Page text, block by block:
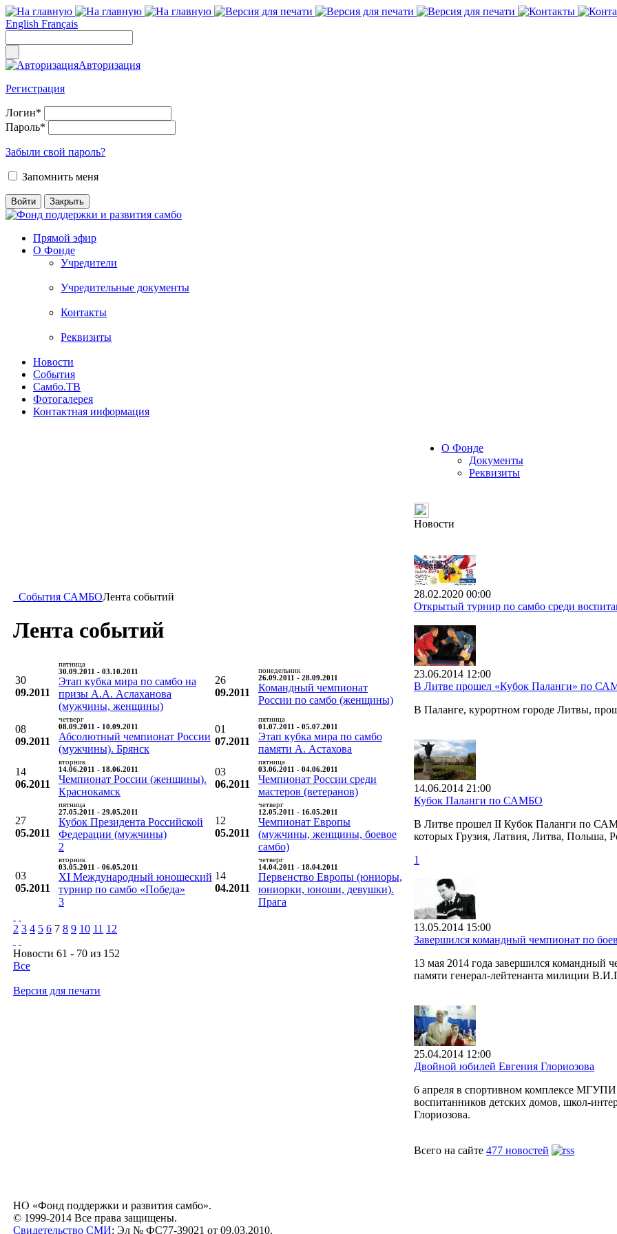
English Français
Авторизация
Регистрация
Логин*
Пароль*
Забыли свой пароль?
Запомнить меня
Прямой эфир
О Фонде
Учредители
Учредительные документы
Контакты
Реквизиты
Новости
События
Самбо.ТВ
Фотогалерея
Контактная информация
События САМБОЛента событий
Лента событий
30
09.2011
пятница
30.09.2011 - 03.10.2011
Этап кубка мира по самбо на
призы А.А. Аслаханова
(мужчины, женщины)
26
09.2011
понедельник
26.09.2011 - 28.09.2011
Командный чемпионат
России по самбо (женщины)
08
09.2011
четверг
08.09.2011 - 10.09.2011
Абсолютный чемпионат России
(мужчины). Брянск
01
07.2011
пятница
01.07.2011 - 05.07.2011
Этап кубка мира по самбо
памяти А. Астахова
14
06.2011
вторник
14.06.2011 - 18.06.2011
Чемпионат России (женщины).
Краснокамск
03
06.2011
пятница
03.06.2011 - 04.06.2011
Чемпионат России среди
мастеров (ветеранов)
27
05.2011
пятница
27.05.2011 - 29.05.2011
Кубок Президента Российской
Федерации (мужчины)
2
12
05.2011
четверг
12.05.2011 - 16.05.2011
Чемпионат Европы
(мужчины, женщины, боевое
самбо)
03
05.2011
вторник
03.05.2011 - 06.05.2011
XI Международный юношеский
турнир по самбо «Победа»
3
14
04.2011
четверг
14.04.2011 - 18.04.2011
Первенство Европы (юниоры,
юниорки, юноши, девушки).
Прага
2 3 4 5 6 7 8 9 10 11 12
Новости 61 - 70 из 152
Все
Версия для печати
О Фонде
Документы
Реквизиты
Новости
28.02.2020 00:00
Открытый турнир по самбо среди
23.06.2014 12:00
В Литве прошел «Кубок Паланги» по
В Паланге, курортном городе Литвы,
14.06.2014 21:00
Кубок Паланги по САМБО
В Литве прошел II Кубок Паланги по
которых Грузия, Латвия, Литва, Польша,
1
13.05.2014 15:00
Завершился командный чемпионат по
13 мая 2014 года завершился
памяти генерал-лейтенанта милиции
25.04.2014 12:00
Двойной юбилей Евгения Глориозова
6 апреля в спортивном комплексе МГУПИ
воспитанников детских домов, школ-
Глориозова.
Всего на сайте 477 новостей
НО «Фонд поддержки и развития самбо».
© 1999-2014 Все права защищены.
Свидетельство СМИ: Эл № ФС77-39021 от 09.03.2010.